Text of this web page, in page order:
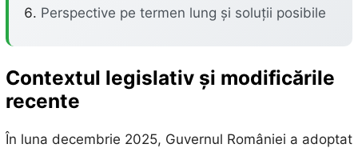
Perspective pe termen lung și soluții posibile
Contextul legislativ și modificările
recente
În luna decembrie 2025, Guvernul României a adoptat